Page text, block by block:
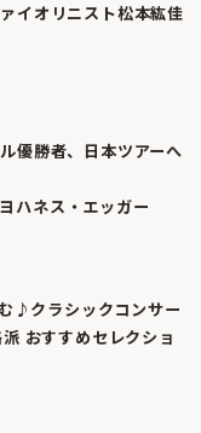
イオリニスト松本紘佳
優勝者、日本ツアーへ
ハネス・エッガー
♪クラシックコンサー
おすすめセレクショ